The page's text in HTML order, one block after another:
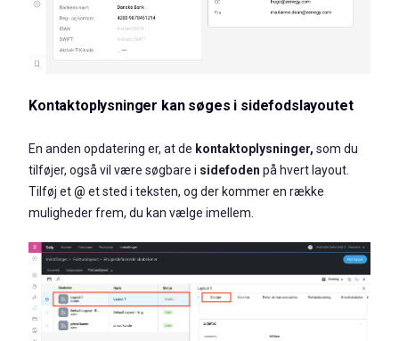
Kontaktoplysninger kan søges i sidefodslayoutet
En anden opdatering er, at de kontaktoplysninger, som du
tilføjer, også vil være søgbare i sidefoden på hvert layout.
Tilføj et@ et sted i teksten, og der kommer en række
muligheder frem, du kan vælge imellem.